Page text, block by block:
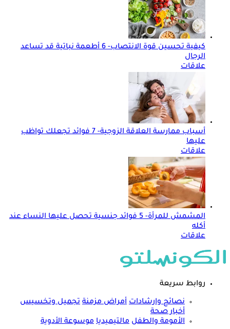
كيفية تحسين قوة الانتصاب- 6 أطعمة نباتية قد تساعد
الرجال
علاقات
أسباب ممارسة العلاقة الزوجية- 7 فوائد تجعلك تواظب
عليها
علاقات
المشمش للمرأة- 5 فوائد جنسية تحصل عليها النساء عند
أكله
علاقات
روابط سريعة
نصائح وارشادات أمراض مزمنة تجميل وتخسيس
أخبار صحة
الأمومة والطفل مالتيميديا موسوعة الأدوية